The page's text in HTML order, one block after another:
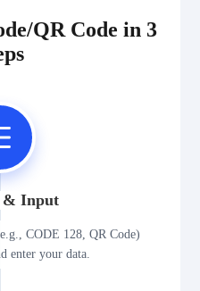
QR Code in 3
& Input
CODE 128, QR Code)
enter your data.